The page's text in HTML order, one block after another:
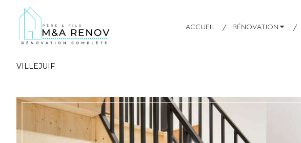
ACCUEIL RÉNOVATION
VILLEJUIF